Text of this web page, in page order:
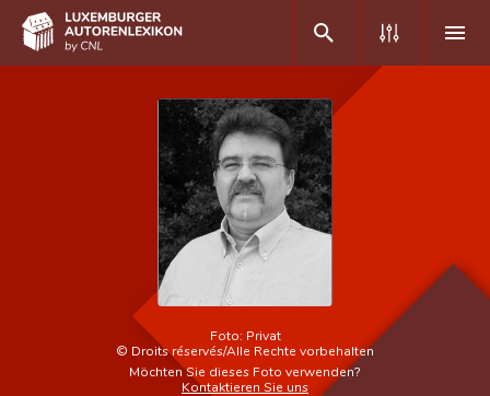
Autor(inn)en A-Z
Erweiterte Suche
Häufige Fragen und Antworten
Foto: Privat
© Droits réservés/Alle Rechte vorbehalten
Möchten Sie dieses Foto verwenden?
Kontaktieren Sie uns